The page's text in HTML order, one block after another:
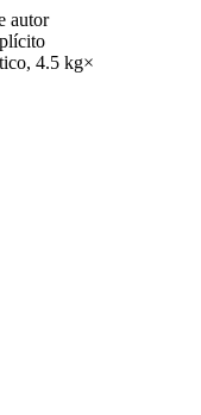
autor
4.5 kg×